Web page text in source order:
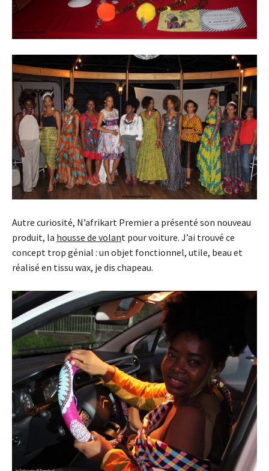
Autre curiosité, N’afrikart Premier a présenté son nouveau
produit, la housse de volant pour voiture. J’ai trouvé ce
concept trop génial : un objet fonctionnel, utile, beau et
réalisé en tissu wax, je dis chapeau.